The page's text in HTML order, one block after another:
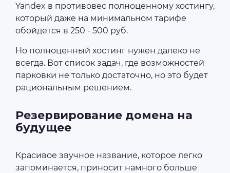
Yandex в противовес полноценному хостингу,
который даже на минимальном тарифе
обойдется в 250 - 500 руб.
Но полноценный хостинг нужен далеко не
всегда. Вот список задач, где возможностей
парковки не только достаточно, но это будет
рациональным решением.
Резервирование домена на
будущее
Красивое звучное название, которое легко
запоминается, приносит намного больше